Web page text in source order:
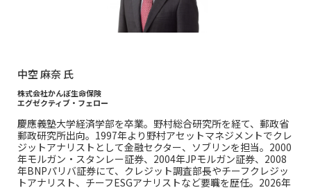
中空 麻奈 氏
株式会社かんぽ生命保険
エグゼクティブ・フェロー
慶應義塾大学経済学部を卒業。野村総合研究所を経て、郵政省
郵政研究所出向。1997年より野村アセットマネジメントでクレ
ジットアナリストとして金融セクター、ソブリンを担当。2000
年モルガン・スタンレー証券、2004年JPモルガン証券、2008
年BNPパリバ証券にて、クレジット調査部長やチーフクレジッ
トアナリスト、チーフESGアナリストなど要職を歴任。2026年